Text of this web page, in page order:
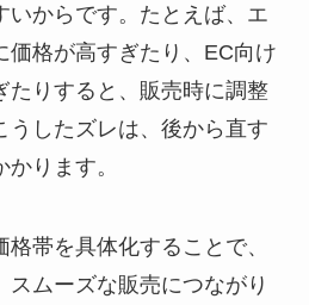
いからです。たとえば、エ
価格が高すぎたり、EC向け
たりすると、販売時に調整
うしたズレは、後から直す
ります。
帯を具体化することで、
ムーズな販売につながり